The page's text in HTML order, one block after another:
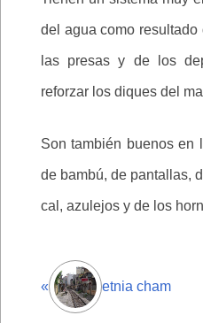
del agua como
las presas y de los
reforzar los diques del
Son también buenos en
de bambú, de pantallas,
cal, azulejos y de los
« etnia cham